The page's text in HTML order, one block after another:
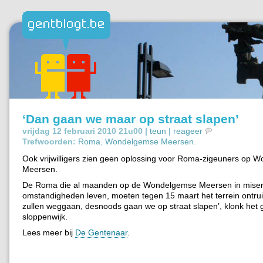
‘Dan gaan we maar op straat slapen’
vrijdag 12 februari 2010 21u00 | teun | reageer
Trefwoorden: Roma Wondelgemse Meersen
Ook vrijwilligers zien geen oplossing voor Roma-zigeuners op
Meersen.
De Roma die al maanden op de Wondelgemse Meersen in
omstandigheden leven, moeten tegen 15 maart het terrein
zullen weggaan, desnoods gaan we op straat slapen’, klonk het
sloppenwijk.
Lees meer bij De Gentenaar.